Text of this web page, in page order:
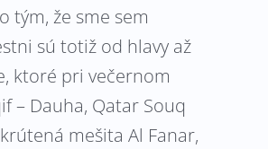
tým, že sme sem
sú totiž od hlavy až
ktoré pri večernom
– Dauha, Qatar Souq
mešita Al Fanar,